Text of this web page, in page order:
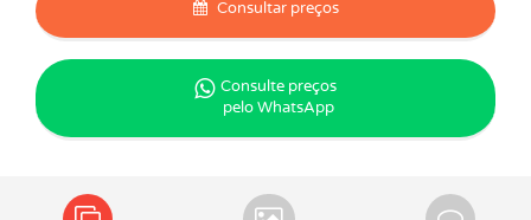
Consultar preços
Consulte preços
pelo WhatsApp